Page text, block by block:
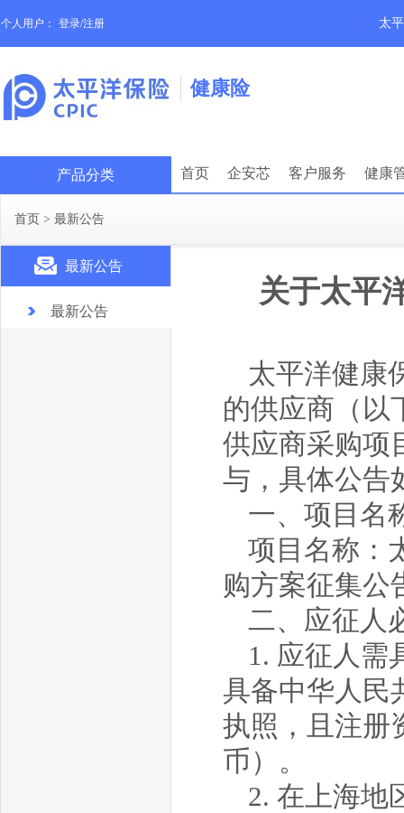
个人用户： 登录/注册 太
健康险
产品分类 首页 企安芯 客户服务 健康
首页 > 最新公告
最新公告
最新公告
关于太平
太平洋健康
的供应商（以
供应商采购项
与，具体公告
一、项目名
项目名称：
购方案征集公
二、应征人
1. 应征人需
具备中华人民
执照，且注册
币）。
2. 在上海地